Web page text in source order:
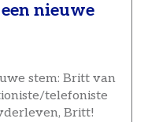
nieuwe
stem: Britt van
telefoniste
Britt!